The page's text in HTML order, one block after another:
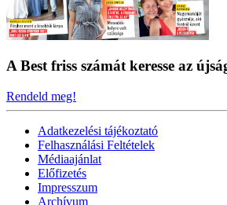
A Best friss számát keresse az
Rendeld meg!
Adatkezelési tájékoztató
Felhasználási Feltételek
Médiaajánlat
Előfizetés
Impresszum
Archívum